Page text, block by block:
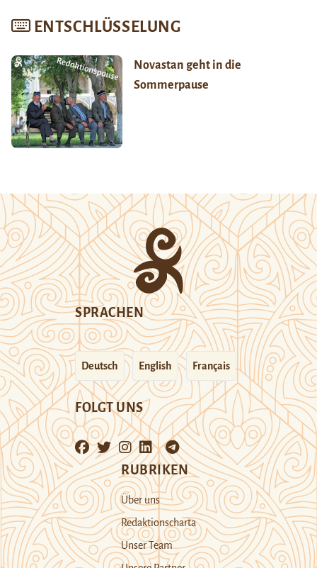
ENTSCHLÜSSELUNG
Novastan geht in die
Sommerpause
SPRACHEN
Deutsch English Français
FOLGT UNS
RUBRIKEN
Über uns
Redaktionscharta
Unser Team